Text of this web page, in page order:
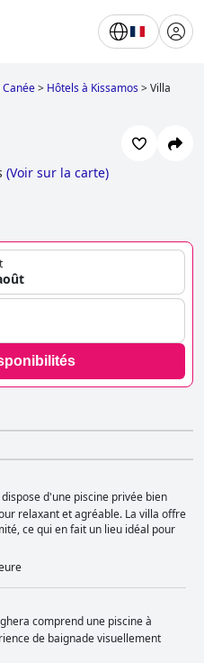
Canée> Hôtels à Kissamos>Villa
(Voir sur la carte)
d'une piscine privée bien
relaxant et agréable. La villa offre
ce qui en fait un lieu idéal pour
comprend une piscine à
de baignade visuellement